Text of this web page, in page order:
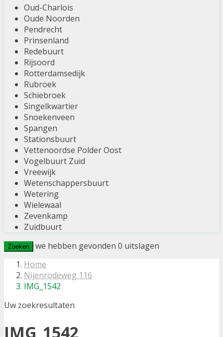
Oud-Charlois
Oude Noorden
Pendrecht
Prinsenland
Redebuurt
Rijsoord
Rotterdamsedijk
Rubroek
Schiebroek
Singelkwartier
Snoekenveen
Spangen
Stationsbuurt
Vettenoordse Polder Oost
Vogelbuurt Zuid
Vreewijk
Wetenschappersbuurt
Wetering
Wielewaal
Zevenkamp
Zuidbuurt
Zoeken we hebben gevonden 0 uitslagen
Home
Nijenrodeweg 116
IMG_1542
Uw zoekresultaten
IMG_1542